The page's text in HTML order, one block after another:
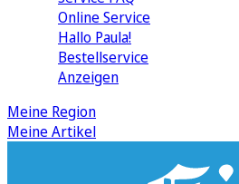
Online Service
Hallo Paula!
Bestellservice
Anzeigen
Meine Region
Meine Artikel